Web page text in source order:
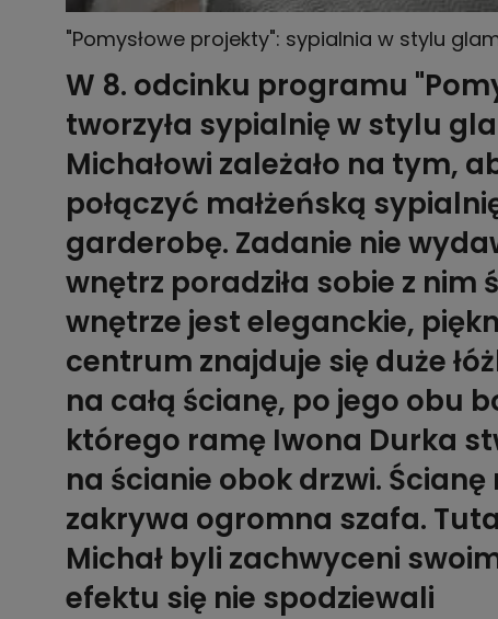
"Pomysłowe projekty": sypialnia w stylu
W 8. odcinku programu
tworzyła sypialnię w stylu
Michałowi zależało na tym,
połączyć małżeńską
garderobę. Zadanie nie
wnętrz poradziła sobie z nim
wnętrze jest eleganckie,
centrum znajduje się duże
na całą ścianę, po jego obu
którego ramę Iwona Durka
na ścianie obok drzwi. Ścianę
zakrywa ogromna szafa.
Michał byli zachwyceni
efektu się nie spodziewali